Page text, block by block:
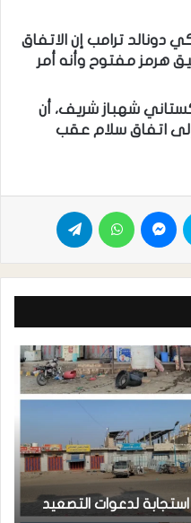
دونالد ترامب إن الاتفاق
هرمز مفتوح وأنه أمر
شهباز شريف، أن
إلى اتفاق سلام عقب
استجابة لدعوات التصعيد